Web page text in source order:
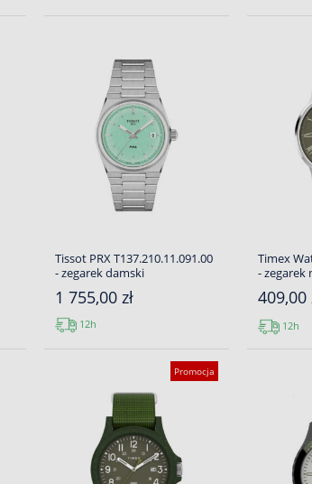
Tissot PRX T137.210.11.091.00
- zegarek damski
1 755,00 zł
12h
Timex
- zegarek
409,00
12h
Promocja